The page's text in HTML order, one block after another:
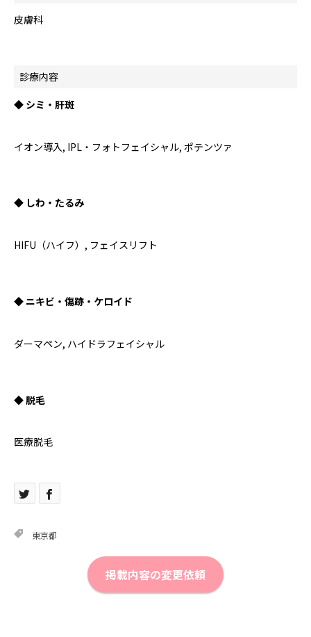
皮膚科
診療内容
◆ シミ・肝斑
イオン導入, IPL・フォトフェイシャル, ポテンツァ
◆ しわ・たるみ
HIFU（ハイフ）, フェイスリフト
◆ ニキビ・傷跡・ケロイド
ダーマペン, ハイドラフェイシャル
◆ 脱毛
医療脱毛
東京都
掲載内容の変更依頼